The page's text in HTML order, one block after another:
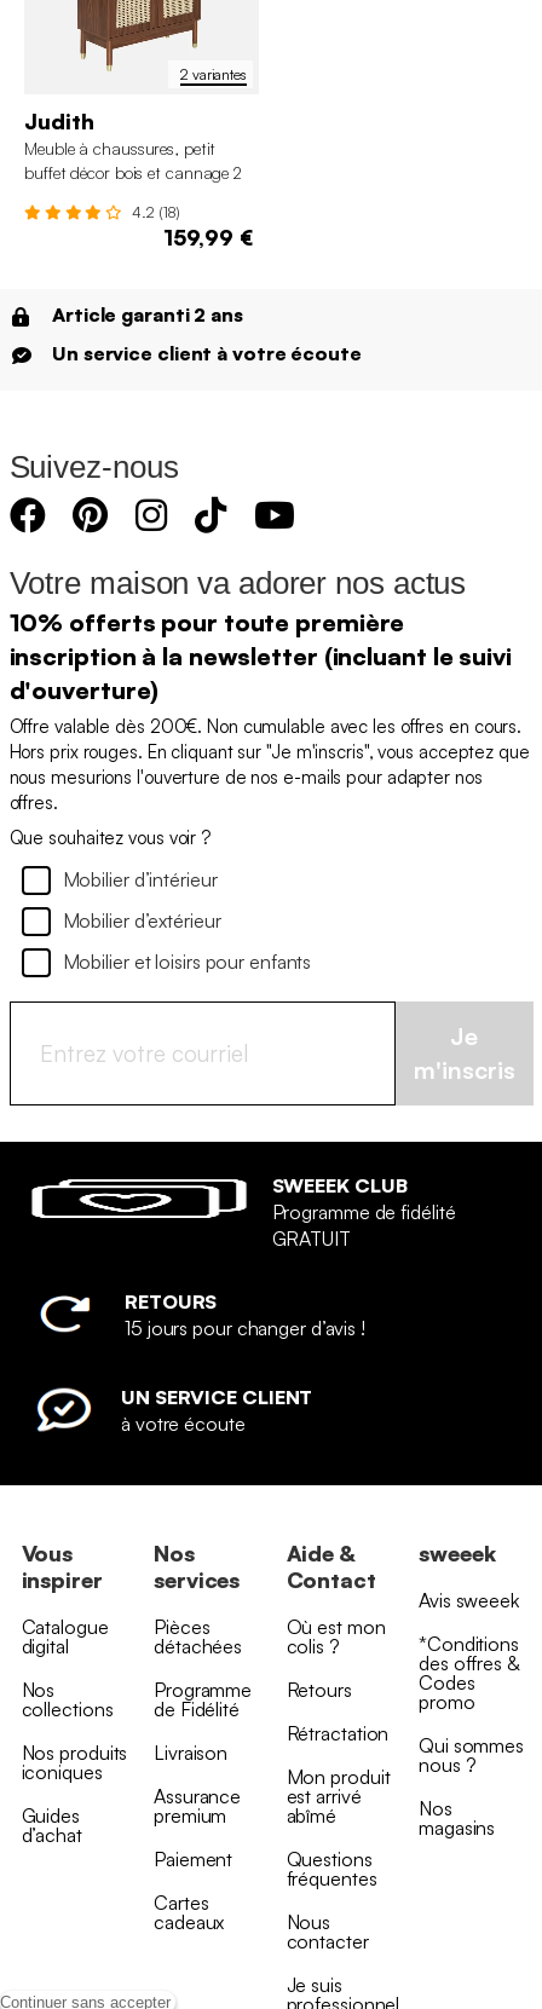
Continuer sans accepter
2 variantes
Judith
Meuble à chaussures, petit
buffet décor bois et cannage 2
4.2 (18)
159,99 €
Article garanti 2 ans
Un service client à votre écoute
Suivez-nous
Votre maison va adorer nos actus
10% offerts pour toute première
inscription à la newsletter (incluant le suivi
d'ouverture)
Offre valable dès 200€. Non cumulable avec les offres en cours.
Hors prix rouges. En cliquant sur "Je m'inscris", vous acceptez que
nous mesurions l'ouverture de nos e-mails pour adapter nos
offres.
Que souhaitez vous voir ?
Mobilier d’intérieur
Mobilier d’extérieur
Mobilier et loisirs pour enfants
Je
m'inscris
SWEEEK CLUB
Programme de fidélité
GRATUIT
RETOURS
15 jours pour changer d’avis !
UN SERVICE CLIENT
à votre écoute
Vous
inspirer
Catalogue
digital
Nos
collections
Nos produits
iconiques
Guides
d’achat
Nos
services
Pièces
détachées
Programme
de Fidélité
Livraison
Assurance
premium
Paiement
Cartes
cadeaux
Aide &
Contact
Où est mon
colis ?
Retours
Rétractation
Mon produit
est arrivé
abîmé
Questions
fréquentes
Nous
contacter
Je suis
sweeek
Avis sweeek
*Conditions
des offres &
Codes
promo
Qui sommes
nous ?
Nos
magasins